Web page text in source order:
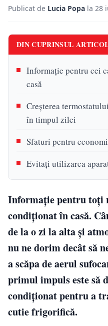
Publicat de Lucia Popa la 28
DIN CUPRINSUL
Informație pentru cei
casă
Creșterea
în timpul zilei
Sfaturi pentru
Evitați utilizarea
Informație pentru toți
condiționat în casă.
de la o zi la alta și
nu ne dorim decât să
a scăpa de aerul
primul impuls este să
condiționat pentru a
cutie frigorifică.